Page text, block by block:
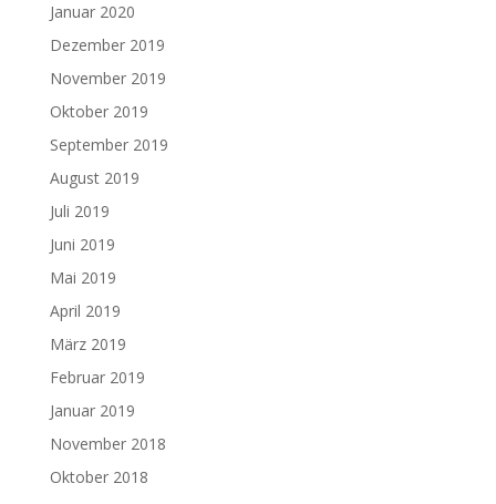
Januar 2020
Dezember 2019
November 2019
Oktober 2019
September 2019
August 2019
Juli 2019
Juni 2019
Mai 2019
April 2019
März 2019
Februar 2019
Januar 2019
November 2018
Oktober 2018